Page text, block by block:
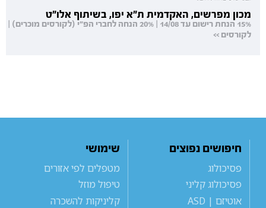
מכון מפרשים, האקדמית ת"א יפו, בשיתוף אלו"ט
15% הנחת רישום עד 14/08 | 20% הנחה לחברי הפ"י (לקורסים מוכרים) |
לקורסים >>
חיפושים נפוצים
פסיכולוג
פסיכולוג קליני
אוטיזם | ASD
שימושי
מטפלים לפי אזורים
טיפול מוזל
קליניקות להשכרה